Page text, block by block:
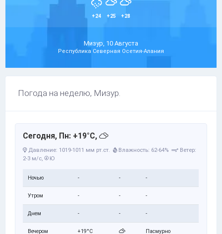
+24 +25 +28
Мизур, 10 Августа
Республика Северная Осетия-Алания
Погода на неделю, Мизур.
Сегодня, Пн: +19°C,
Давление: 1019-1011 мм рт.ст. Влажность: 62-64%
Ветер:
2-3 м/с, Ю
Ночью - - -
Утром - - -
Днем - - -
Вечером +19°C Пасмурно